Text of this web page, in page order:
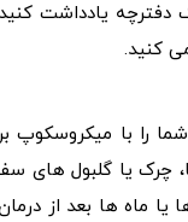
دفترچه یادداشت
کنید.
شما را با
چرک یا گلبول های
یا ماه ها بعد از